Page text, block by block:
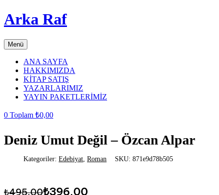
Arka Raf
Menü
ANA SAYFA
HAKKIMIZDA
KİTAP SATIŞ
YAZARLARIMIZ
YAYIN PAKETLERİMİZ
0 Toplam ₺0,00
Deniz Umut Değil – Özcan Alpar
Kategoriler: Edebiyat, Roman SKU: 871e9d78b505
₺495,00
Orijinal₺396,00
Şu